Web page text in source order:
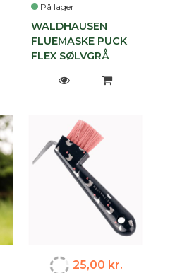
På lager
WALDHAUSEN
FLUEMASKE PUCK
FLEX SØLVGRÅ
25,00 kr.